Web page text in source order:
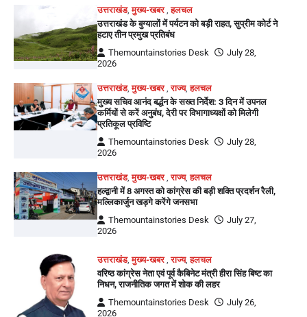
उत्तराखंड,मुख्य-खबर ,हलचल
उत्तराखंड के बुग्यालों में पर्यटन को बड़ी राहत, सुप्रीम कोर्ट ने
हटाए तीन प्रमुख प्रतिबंध
Themountainstories Desk
July 28,
2026
उत्तराखंड,मुख्य-खबर ,राज्य,हलचल
मुख्य सचिव आनंद बर्द्धन के सख्त निर्देश: 3 दिन में उपनल
कर्मियों से करें अनुबंध, देरी पर विभागाध्यक्षों को मिलेगी
प्रतिकूल प्रविष्टि
Themountainstories Desk
July 28,
2026
उत्तराखंड,मुख्य-खबर ,राज्य,हलचल
हल्द्वानी में 8 अगस्त को कांग्रेस की बड़ी शक्ति प्रदर्शन रैली,
मल्लिकार्जुन खड़गे करेंगे जनसभा
Themountainstories Desk
July 27,
2026
उत्तराखंड,मुख्य-खबर ,राज्य,हलचल
वरिष्ठ कांग्रेस नेता एवं पूर्व कैबिनेट मंत्री हीरा सिंह बिष्ट का
निधन, राजनीतिक जगत में शोक की लहर
Themountainstories Desk
July 26,
2026